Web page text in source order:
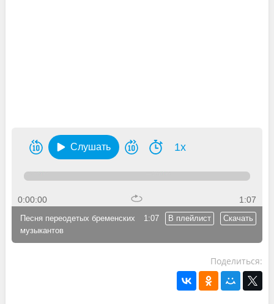
Слушать 1x
0:00:00 1:07
1:07 В плейлист Скачать
Песня переодетых бременских
музыкантов
Поделиться: